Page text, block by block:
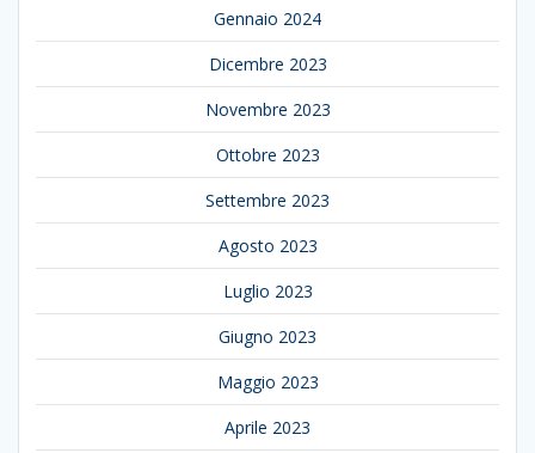
Gennaio 2024
Dicembre 2023
Novembre 2023
Ottobre 2023
Settembre 2023
Agosto 2023
Luglio 2023
Giugno 2023
Maggio 2023
Aprile 2023